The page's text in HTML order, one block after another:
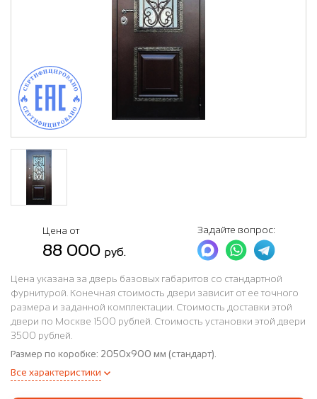
Цена от
88 000 руб.
Задайте вопрос:
Цена указана за дверь базовых габаритов со стандартной
фурнитурой. Конечная стоимость двери зависит от ее точного
размера и заданной комплектации. Стоимость доставки этой
двери по Москве 1500 рублей. Стоимость установки этой двери
3500 рублей.
Размер по коробке: 2050x900 мм (стандарт).
Все характеристики